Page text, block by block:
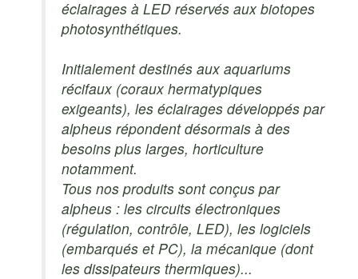
éclairages à LED réservés aux biotopes
photosynthétiques.
Initialement destinés aux aquariums
récifaux (coraux hermatypiques
exigeants), les éclairages développés par
alpheus répondent désormais à des
besoins plus larges, horticulture
notamment.
Tous nos produits sont conçus par
alpheus : les circuits électroniques
(régulation, contrôle, LED), les logiciels
(embarqués et PC), la mécanique (dont
les dissipateurs thermiques)...